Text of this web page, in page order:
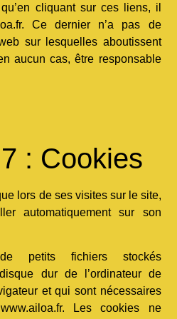
cliquant sur ces liens, il
Ce dernier n’a pas de
sur lesquelles aboutissent
aucun cas, être responsable
: Cookies
lors de ses visites sur le site,
automatiquement sur son
petits fichiers stockés
dur de l’ordinateur de
et qui sont nécessaires
Les cookies ne